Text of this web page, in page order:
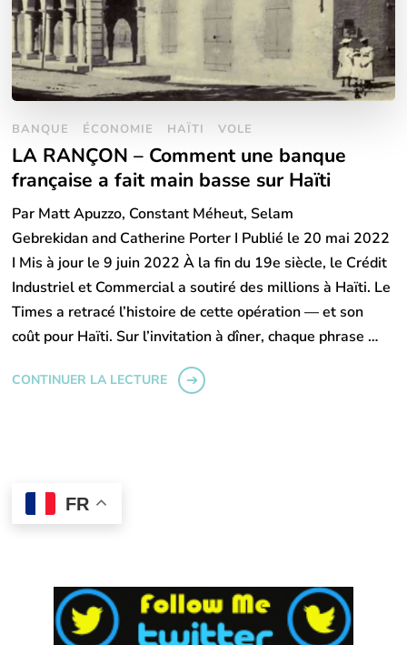
BANQUE ÉCONOMIE HAÏTI VOLE
LA RANÇON – Comment une banque
française a fait main basse sur Haïti
Par Matt Apuzzo, Constant Méheut, Selam
Gebrekidan and Catherine Porter I Publié le 20 mai 2022
I Mis à jour le 9 juin 2022 À la fin du 19e siècle, le Crédit
Industriel et Commercial a soutiré des millions à Haïti. Le
Times a retracé l’histoire de cette opération — et son
coût pour Haïti. Sur l’invitation à dîner, chaque phrase …
CONTINUER LA LECTURE
FR